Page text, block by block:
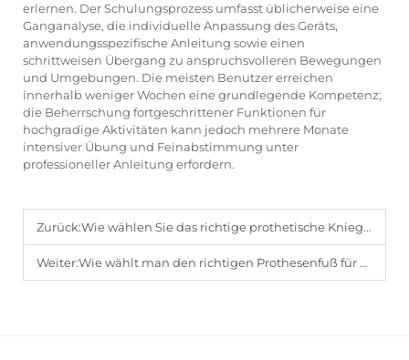
erlernen. Der Schulungsprozess umfasst üblicherweise eine
Ganganalyse, die individuelle Anpassung des Geräts,
anwendungsspezifische Anleitung sowie einen
schrittweisen Übergang zu anspruchsvolleren Bewegungen
und Umgebungen. Die meisten Benutzer erreichen
innerhalb weniger Wochen eine grundlegende Kompetenz;
die Beherrschung fortgeschrittener Funktionen für
hochgradige Aktivitäten kann jedoch mehrere Monate
intensiver Übung und Feinabstimmung unter
professioneller Anleitung erfordern.
Zurück:Wie wählen Sie das richtige prothetische Kniegelenk für Ihr individuelles Aktivitätsniveau aus?
Weiter:Wie wählt man den richtigen Prothesenfuß für unterschiedliche Gehoberflächen aus?